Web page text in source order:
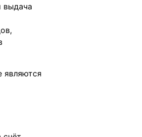
выдача
являются